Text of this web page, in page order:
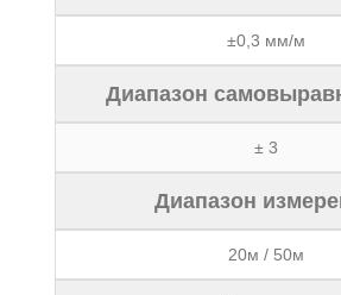
±0,3 мм/м
Диапазон
± 3
Диапазон
20м / 50м